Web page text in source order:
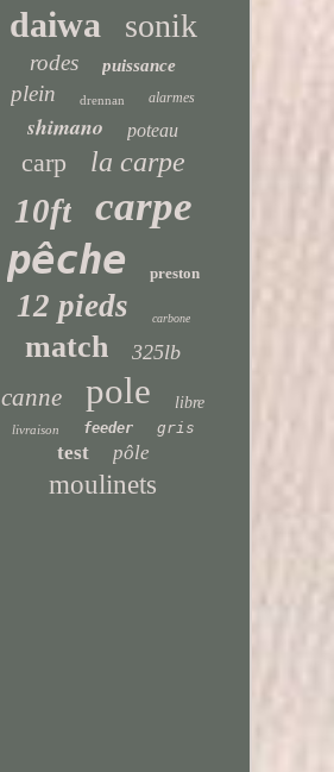
daiwa sonik
rodes puissance
plein drennan alarmes
shimano poteau
carp la carpe
10ft carpe
pêche preston
12 pieds carbone
match 325lb
canne pole libre
livraison feeder gris
test pôle
moulinets